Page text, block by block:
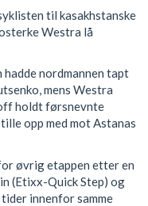
til kasakhstanske
Westra lå
hadde nordmannen tapt
mens Westra
holdt førsnevnte
opp med mot Astanas
øvrig etappen etter en
(Etixx-Quick Step) og
innenfor samme